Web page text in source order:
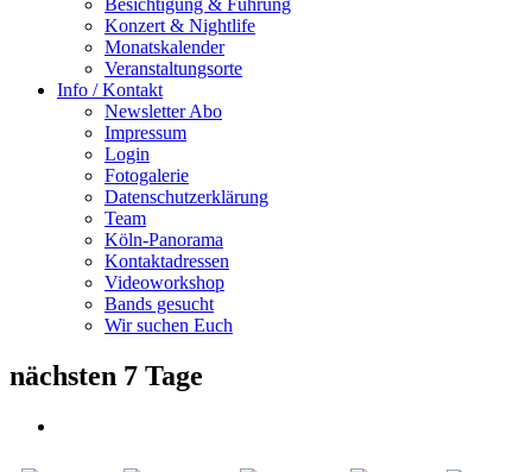
Besichtigung & Führung
Konzert & Nightlife
Monatskalender
Veranstaltungsorte
Info / Kontakt
Newsletter Abo
Impressum
Login
Fotogalerie
Datenschutzerklärung
Team
Köln-Panorama
Kontaktadressen
Videoworkshop
Bands gesucht
Wir suchen Euch
nächsten 7 Tage